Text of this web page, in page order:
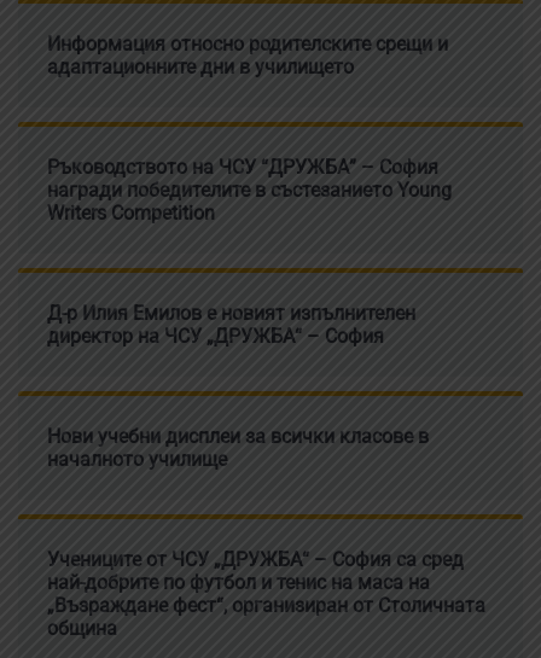
Информация относно родителските срещи и
адаптационните дни в училището
Ръководството на ЧСУ “ДРУЖБА” – София
награди победителите в състезанието Young
Writers Competition
Д-р Илия Емилов е новият изпълнителен
директор на ЧСУ „ДРУЖБА“ – София
Нови учебни дисплеи за всички класове в
началното училище
Учениците от ЧСУ „ДРУЖБА“ – София са сред
най-добрите по футбол и тенис на маса на
„Възраждане фест“, организиран от Столичната
община